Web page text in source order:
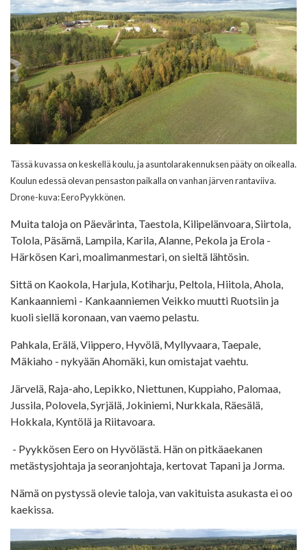
Tässä kuvassa on keskellä koulu, ja asuntolarakennuksen pääty on oikealla.
Koulun edessä olevan pensaston paikalla on vanhan järven rantaviiva.
Drone-kuva: Eero Pyykkönen.
Muita taloja on Päevärinta, Taestola, Kilipelänvoara, Siirtola,
Tolola, Päsämä, Lampila, Karila, Alanne, Pekola ja Erola -
Härkösen Kari, moalimanmestari, on sieltä lähtösin.
Sittä on Kaokola, Harjula, Kotiharju, Peltola, Hiitola, Ahola,
Kankaanniemi - Kankaanniemen Veikko muutti Ruotsiin ja
kuoli siellä koronaan, van vaemo pelastu.
Pahkala, Erälä, Viippero, Hyvölä, Myllyvaara, Taepale,
Mäkiaho - nykyään Ahomäki, kun omistajat vaehtu.
Järvelä, Raja-aho, Lepikko, Niettunen, Kuppiaho, Palomaa,
Jussila, Polovela, Syrjälä, Jokiniemi, Nurkkala, Räesälä,
Hokkala, Kyntölä ja Riitavoara.
- Pyykkösen Eero on Hyvölästä. Hän on pitkäaekanen
metästysjohtaja ja seoranjohtaja, kertovat Tapani ja Jorma.
Nämä on pystyssä olevie taloja, van vakituista asukasta ei oo
kaekissa.